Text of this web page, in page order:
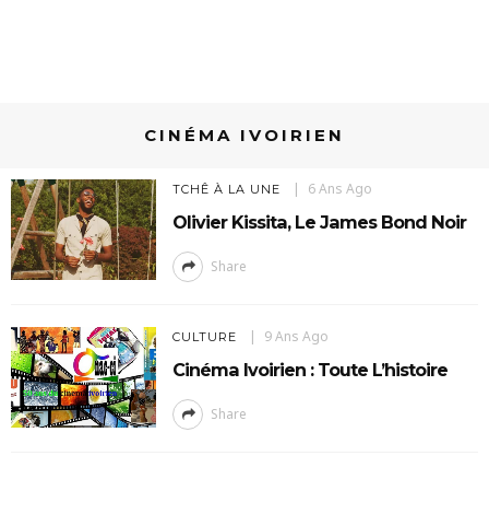
CINÉMA IVOIRIEN
TCHÊ À LA UNE 6 Ans Ago
Olivier Kissita, Le James Bond Noir
Share
CULTURE 9 Ans Ago
Cinéma Ivoirien : Toute L’histoire
Share